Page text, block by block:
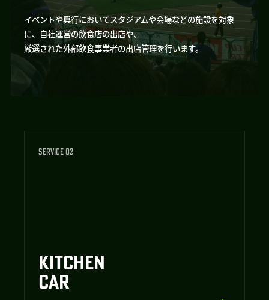
イベントや興行においてスタジアムや会場などの施設を対象
に、自社運営の飲食店の出店や、
厳選された外部飲食事業者の出店管理を行います。
SERVICE 02
KITCHEN
CAR